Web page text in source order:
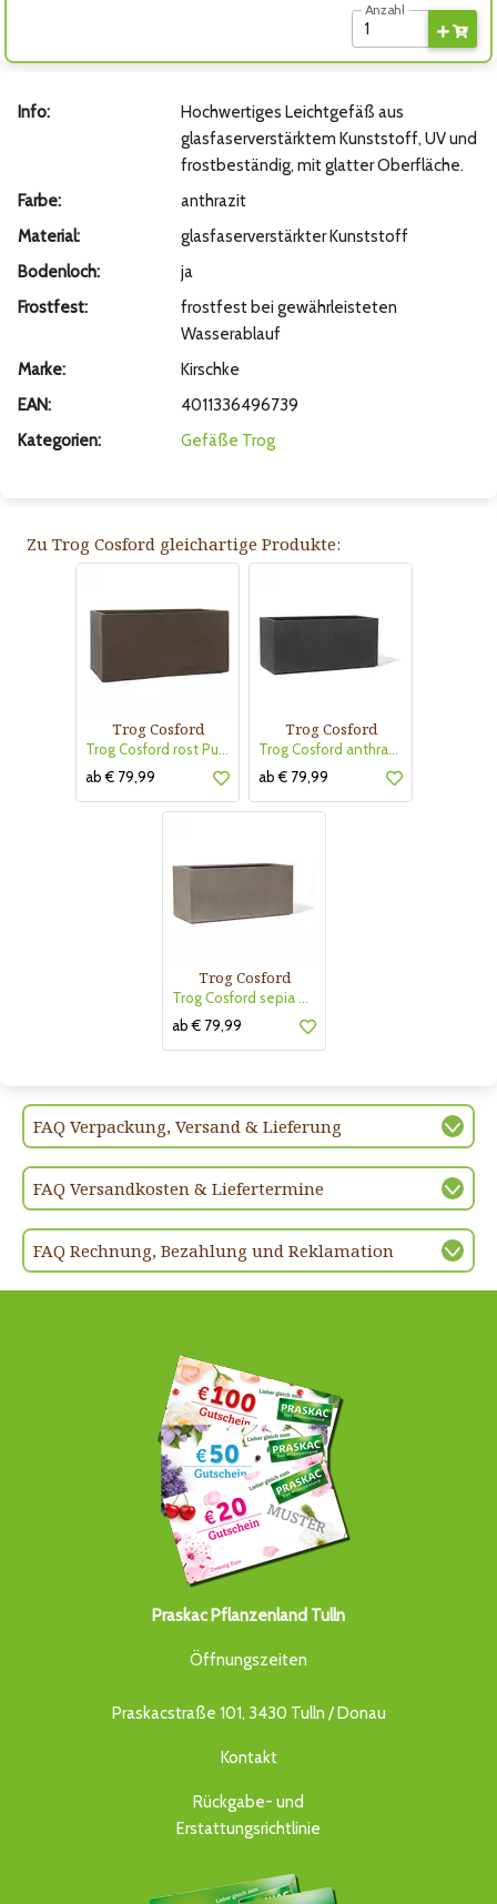
Anzahl
Info:
Hochwertiges Leichtgefäß aus
glasfaserverstärktem Kunststoff, UV und
frostbeständig, mit glatter Oberfläche.
Farbe:
anthrazit
Material:
glasfaserverstärkter Kunststoff
Bodenloch:
ja
Frostfest:
frostfest bei gewährleisteten
Wasserablauf
Marke:
Kirschke
EAN:
4011336496739
Kategorien:
Gefäße Trog
Zu Trog Cosford gleichartige Produkte:
Trog Cosford
Trog Cosford rost PureLine
ab € 79,99
Trog Cosford
Trog Cosford anthrazit PureLine
ab € 79,99
Trog Cosford
Trog Cosford sepia PureLine
ab € 79,99
FAQ Verpackung, Versand & Lieferung
FAQ Versandkosten & Liefertermine
FAQ Rechnung, Bezahlung und Reklamation
Praskac Pflanzenland Tulln
Öffnungszeiten
Praskacstraße 101, 3430 Tulln / Donau
Kontakt
Rückgabe- und
Erstattungsrichtlinie